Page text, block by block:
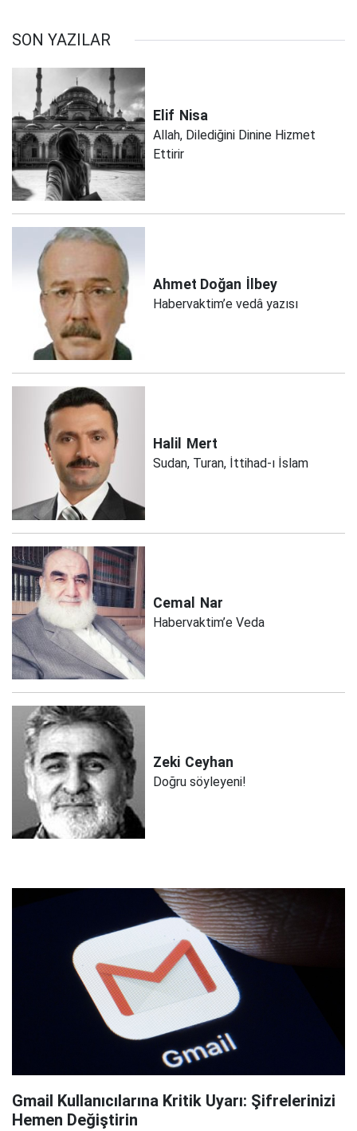
SON YAZILAR
Elif Nisa
Allah, Dilediğini Dinine Hizmet
Ettirir
Ahmet Doğan İlbey
Habervaktim’e vedâ yazısı
Halil Mert
Sudan, Turan, İttihad-ı İslam
Cemal Nar
Habervaktim’e Veda
Zeki Ceyhan
Doğru söyleyeni!
Gmail Kullanıcılarına Kritik Uyarı: Şifrelerinizi
Hemen Değiştirin